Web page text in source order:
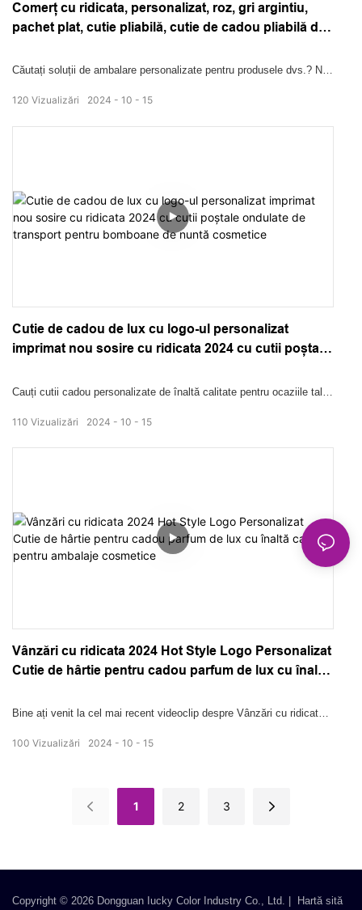
Comerț cu ridicata, personalizat, roz, gri argintiu,
pachet plat, cutie pliabilă, cutie de cadou pliabilă din
Căutați soluții de ambalare personalizate pentru produsele dvs.? Nu
aceste cutii de calitate premium la prețuri angro imbatabile. Nu ratați
această oportunitate de a vă ridica marca cu soluția noastră de
ambalare de top!
2024 10 15
120 Vizualizări
Cutie de cadou de lux cu logo-ul personalizat
imprimat nou sosire cu ridicata 2024 cu cutii poștale
cosmetice
Cauți cutii cadou personalizate de înaltă calitate pentru ocaziile tale
clienții cu opțiunile noastre de ambalare luxoase și personalizabile.
2024 10 15
110 Vizualizări
Vânzări cu ridicata 2024 Hot Style Logo Personalizat
Cutie de hârtie pentru cadou parfum de lux cu înaltă
Bine ați venit la cel mai recent videoclip despre Vânzări cu ridicata
2024 10 15
100 Vizualizări
1 2 3
Copyright © 2026 Dongguan Iucky Color Industry Co., Ltd. | Hartă sită